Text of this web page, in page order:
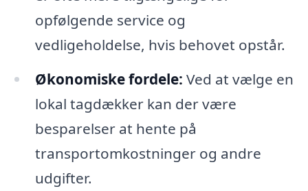
opfølgende service og
vedligeholdelse, hvis behovet opstår.
Økonomiske fordele: Ved at vælge en
lokal tagdækker kan der være
besparelser at hente på
transportomkostninger og andre
udgifter.